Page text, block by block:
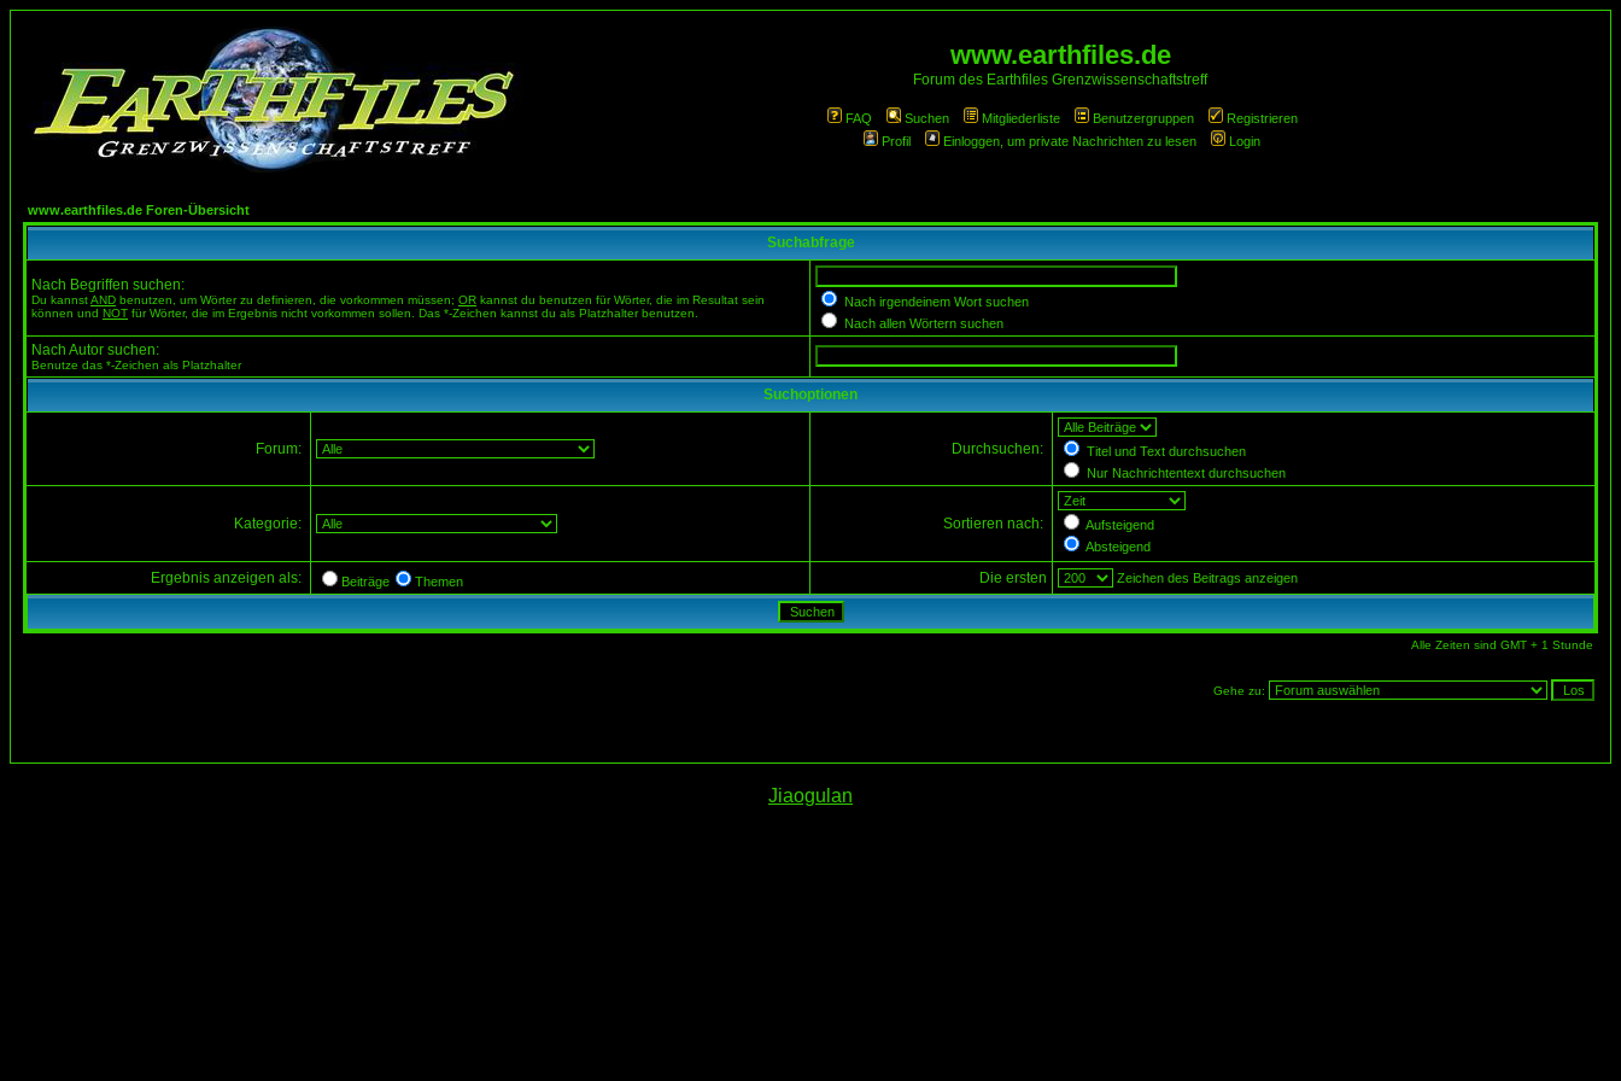
www.earthfiles.de
Forum des Earthfiles Grenzwissenschaftstreff
FAQ Suchen Mitgliederliste Benutzergruppen
Registrieren
Profil
Einloggen, um private Nachrichten zu lesen Login
www.earthfiles.de Foren-Übersicht
Suchabfrage
Nach Begriffen suchen:
Du kannstAND benutzen, um Wörter zu definieren, die vorkommen müssen; OR kannst du benutzen für Wörter, die im Resultat sein
können und NOT für Wörter, die im Ergebnis nicht vorkommen sollen. Das *-Zeichen kannst du als Platzhalter benutzen.
Nach irgendeinem Wort suchen
Nach allen Wörtern suchen
Nach Autor suchen:
Benutze das *-Zeichen als Platzhalter
Suchoptionen
Forum: Durchsuchen:
Titel und Text durchsuchen
Nur Nachrichtentext durchsuchen
Kategorie: Sortieren nach:
Aufsteigend
Absteigend
Ergebnis anzeigen als: Beiträge Themen Die ersten Zeichen des Beitrags anzeigen
Alle Zeiten sind GMT + 1 Stunde
Gehe zu:
Jiaogulan